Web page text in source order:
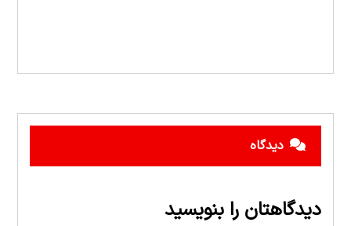
دیدگاه
دیدگاهتان را بنویسید